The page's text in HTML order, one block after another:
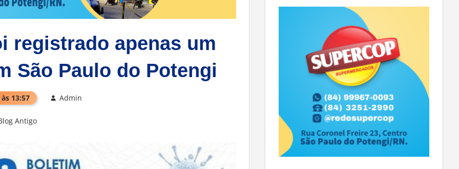
registrado apenas um
São Paulo do Potengi
13:57
Antigo